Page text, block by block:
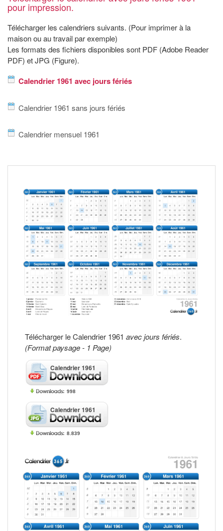
pour impression.
Télécharger les calendriers suivants. (Pour imprimer à la
maison ou au travail par exemple)
Les formats des fichiers disponibles sont PDF (Adobe Reader
PDF) et JPG (Figure).
Calendrier 1961 avec jours fériés
Calendrier 1961 sans jours fériés
Calendrier mensuel 1961
Télécharger le Calendrier 1961avec jours fériés.
(Format paysage - 1 Page)
Calendrier 1961
998
Calendrier 1961
8.839